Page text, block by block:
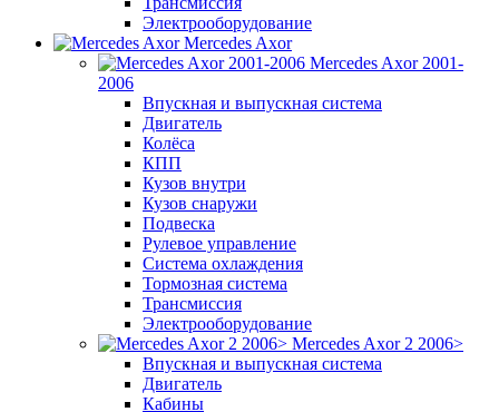
Электрооборудование
Mercedes Axor
Mercedes Axor 2001-
2006
Впускная и выпускная система
Двигатель
Колёса
КПП
Кузов внутри
Кузов снаружи
Подвеска
Рулевое управление
Система охлаждения
Тормозная система
Трансмиссия
Электрооборудование
Mercedes Axor 2 2006>
Впускная и выпускная система
Двигатель
Кабины